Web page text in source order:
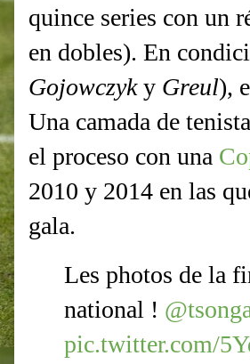
quince series con un
en dobles). En
Gojowczyky Greul),
Una camada de
el proceso con una
2010 y 2014 en las
gala.
Les photos de la
national !
pic.twitter.com/